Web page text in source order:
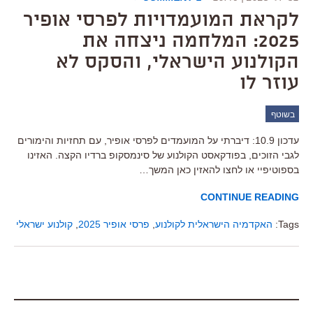
לקראת המועמדויות לפרסי אופיר
2025: המלחמה ניצחה את
הקולנוע הישראלי, והסקס לא
עוזר לו
בשוטף
עדכון 10.9: דיברתי על המועמדים לפרסי אופיר, עם תחזיות והימורים
לגבי הזוכים, בפודקאסט הקולנוע של סינמסקופ ברדיו הקצה. האזינו
בספוטיפיי או לחצו להאזין כאן המשך…
CONTINUE READING
Tags: האקדמיה הישראלית לקולנוע פרסי אופיר 2025 קולנוע ישראלי